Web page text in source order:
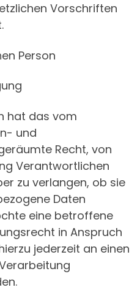
Vorschriften
Person
hat das vom
und
Recht, von
Verantwortlichen
zu verlangen, ob sie
Daten
eine betroffene
in Anspruch
jederzeit an einen